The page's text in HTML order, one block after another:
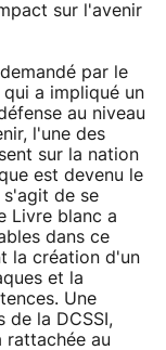
sur l'avenir
par le
qui a impliqué un
au niveau
l'une des
sur la nation
est devenu le
s'agit de se
Livre blanc a
dans ce
la création d'un
et la
Une
de la DCSSI,
rattachée au